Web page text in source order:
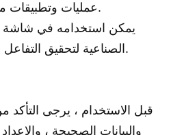
عمليات وتطبيقات متنوعة من خلال اللمس.
يمكن استخدامه في شاشة
الصناعية لتحقيق التفاعل بين الإنسان والحاسوب.
قبل الاستخدام ، يرجى التأكد
والبيانات الصحيحة ،